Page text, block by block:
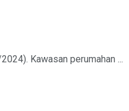
Kawasan perumahan ...